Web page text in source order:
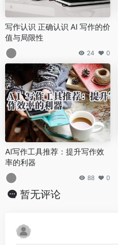
写作认识 正确认识 AI 写作的价
值与局限性
24 0
AI写作工具推荐：提升写作效
率的利器
88 0
暂无评论